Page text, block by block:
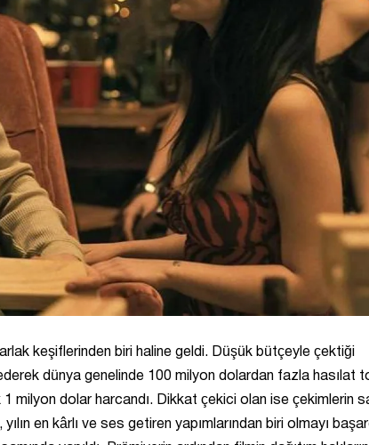
keşiflerinden biri haline geldi. Düşük bütçeyle çektiği
dünya genelinde 100 milyon dolardan fazla hasılat
milyon dolar harcandı. Dikkat çekici olan ise çekimlerin
en kârlı ve ses getiren yapımlarından biri olmayı